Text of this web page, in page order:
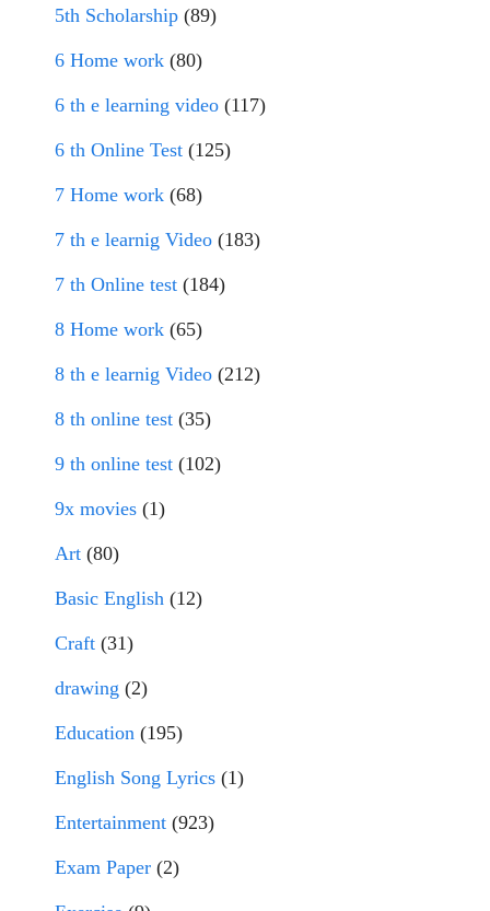
5th Scholarship (89)
6 Home work (80)
6 th e learning video (117)
6 th Online Test (125)
7 Home work (68)
7 th e learnig Video (183)
7 th Online test (184)
8 Home work (65)
8 th e learnig Video (212)
8 th online test (35)
9 th online test (102)
9x movies (1)
Art (80)
Basic English (12)
Craft (31)
drawing (2)
Education (195)
English Song Lyrics (1)
Entertainment (923)
Exam Paper (2)